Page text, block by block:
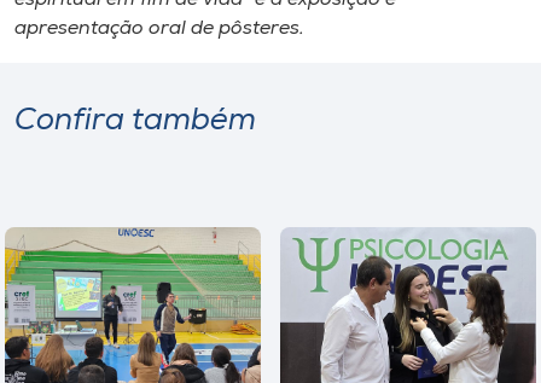
apresentação oral de pôsteres.
Confira também